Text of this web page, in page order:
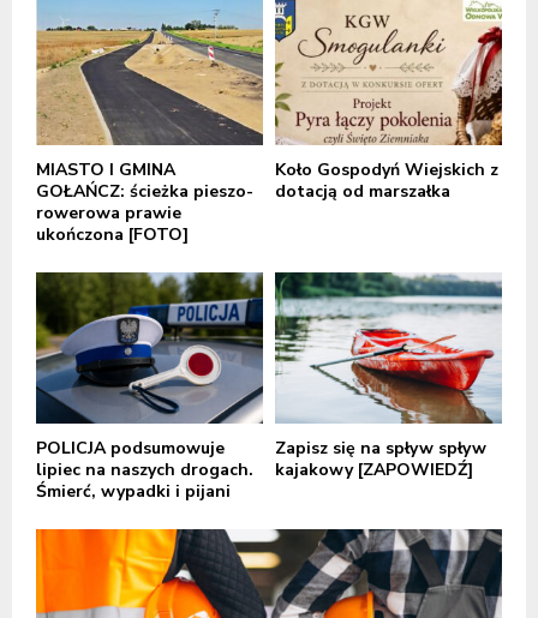
MIASTO I GMINA
GOŁAŃCZ: ścieżka pieszo-
rowerowa prawie
ukończona [FOTO]
Koło Gospodyń Wiejskich z
dotacją od marszałka
POLICJA podsumowuje
lipiec na naszych drogach.
Śmierć, wypadki i pijani
Zapisz się na spływ spływ
kajakowy [ZAPOWIEDŹ]